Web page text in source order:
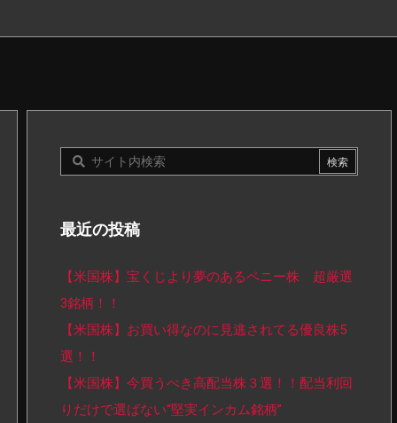
最近の投稿
【米国株】宝くじより夢のあるペニー株 超厳選
3銘柄！！
【米国株】お買い得なのに見逃されてる優良株5
選！！
【米国株】今買うべき高配当株３選！！配当利回
りだけで選ばない“堅実インカム銘柄”